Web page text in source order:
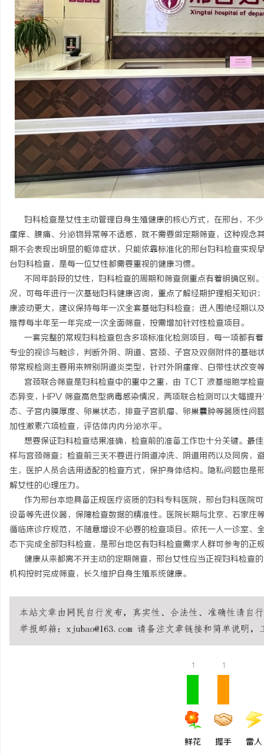
妇科检查是女性主动管理自身生殖健康的核心方式，在邢台，不
瘙痒、腹痛、分泌物异常等不适感，就不需要做定期筛查，这种观
期不会表现出明显的躯体症状，只能依靠标准化的邢台妇科检查实
台妇科检查，是每一位女性都需要重视的健康习惯。
不同年龄段的女性，妇科检查的周期和筛查侧重点有着明确区别
况，可每年进行一次基础妇科健康咨询，重点了解经期护理相关知
康波动更大，建议保持每年一次全套基础妇科检查；进入围绝经期
推荐每半年至一年完成一次全面筛查，按需增加针对性检查项目。
一套完整的常规妇科检查包含多项标准化检测项目，每一项都有
专业的视诊与触诊，判断外阴、阴道、宫颈、子宫及双侧附件的基
带常规检测主要用来辨别阴道炎类型，针对外阴瘙痒、白带性状改变
宫颈联合筛查是妇科检查中的重中之重，由 TCT 液基细胞学检
态异变，HPV 筛查高危型病毒感染情况，两项联合检测可以大幅提
态、子宫内膜厚度、卵巢状态，排查子宫肌瘤、卵巢囊肿等器质性
加性激素六项检查，评估体内内分泌水平。
想要保证妇科检查结果准确，检查前的准备工作也十分关键。最
样与宫颈筛查；检查前三天不要进行阴道冲洗、阴道用药以及同房
生，医护人员会选用适配的检查方式，保护身体结构。隐私问题也
解女性的心理压力。
作为邢台本地具备正规医疗资质的妇科专科医院，邢台妇科医院
设备等先进仪器，保障检查数据的精准性。医院长期与北京、石家
循临床诊疗规范，不随意增设不必要的检查项目。依托一人一诊室
态下完成全部妇科检查，是邢台地区有妇科检查需求人群可参考的
健康从来都离不开主动的定期筛查，邢台女性应当正视妇科检查
机构按时完成筛查，长久维护自身生殖系统健康。
1
鲜花
1
握手 雷人
武汉配眼镜 上海配眼镜 干燥症患
来？老